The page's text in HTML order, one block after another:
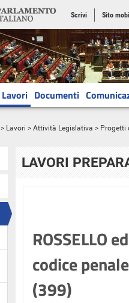
Scrivi Sito
Lavori Documenti
> Lavori > Attività Legislativa > Progetti
LAVORI
ROSSELLO
codice
(399)